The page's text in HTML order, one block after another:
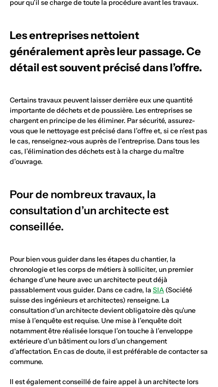
pour qu’il se charge de toute la procédure avant les travaux.
Les entreprises nettoient
généralement après leur passage. Ce
détail est souvent précisé dans l’offre.
Certains travaux peuvent laisser derrière eux une quantité
importante de déchets et de poussière. Les entreprises se
chargent en principe de les éliminer. Par sécurité, assurez-
vous que le nettoyage est précisé dans l’offre et, si ce n’est pas
le cas, renseignez-vous auprès de l’entreprise. Dans tous les
cas, l’élimination des déchets est à la charge du maître
d’ouvrage.
Pour de nombreux travaux, la
consultation d’un architecte est
conseillée.
Pour bien vous guider dans les étapes du chantier, la
chronologie et les corps de métiers à solliciter, un premier
échange d’une heure avec un architecte peut déjà
passablement vous guider. Dans ce cadre, la SIA (Société
suisse des ingénieurs et architectes) renseigne. La
consultation d’un architecte devient obligatoire dès qu’une
mise à l’enquête est requise. Une mise à l’enquête doit
notamment être réalisée lorsque l’on touche à l’enveloppe
extérieure d’un bâtiment ou lors d’un changement
d’affectation. En cas de doute, il est préférable de contacter sa
commune.
Il est également conseillé de faire appel à un architecte lors